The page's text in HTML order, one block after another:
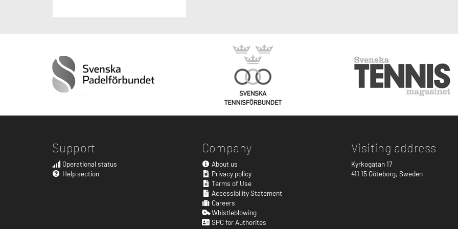
Support
Operational status
Help section
Company
About us
Privacy policy
Terms of Use
Accessibility Statement
Careers
Whistleblowing
SPC for Authorites
Visiting address
Kyrkogatan 17
411 15 Göteborg, Sweden